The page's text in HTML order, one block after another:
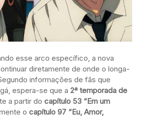
esse arco específico, a nova
diretamente de onde o longa-
informações de fãs que
espera-se que a 2ª temporada de
a partir do capítulo 53 “Em um
o capítulo 97 “Eu, Amor,